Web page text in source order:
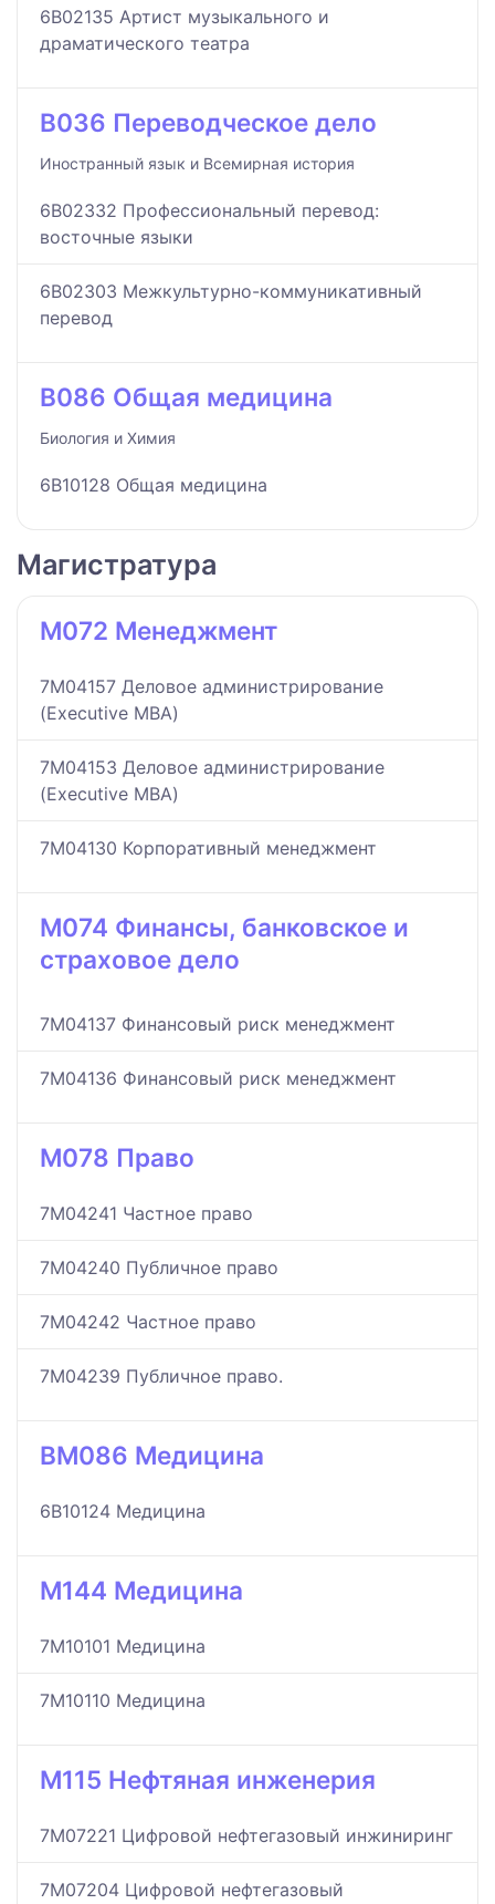
6B02135 Артист музыкального и
драматического театра
B036 Переводческое дело
Иностранный язык и Всемирная история
6B02332 Профессиональный перевод:
восточные языки
6B02303 Межкультурно-коммуникативный
перевод
B086 Общая медицина
Биология и Химия
6B10128 Общая медицина
Магистратура
M072 Менеджмент
7M04157 Деловое администрирование
(Executive MBA)
7M04153 Деловое администрирование
(Executive MBA)
7M04130 Корпоративный менеджмент
M074 Финансы, банковское и
страховое дело
7M04137 Финансовый риск менеджмент
7M04136 Финансовый риск менеджмент
M078 Право
7M04241 Частное право
7M04240 Публичное право
7M04242 Частное право
7M04239 Публичное право.
BM086 Медицина
6B10124 Медицина
M144 Медицина
7M10101 Медицина
7M10110 Медицина
M115 Нефтяная инженерия
7M07221 Цифровой нефтегазовый инжиниринг
7M07204 Цифровой нефтегазовый